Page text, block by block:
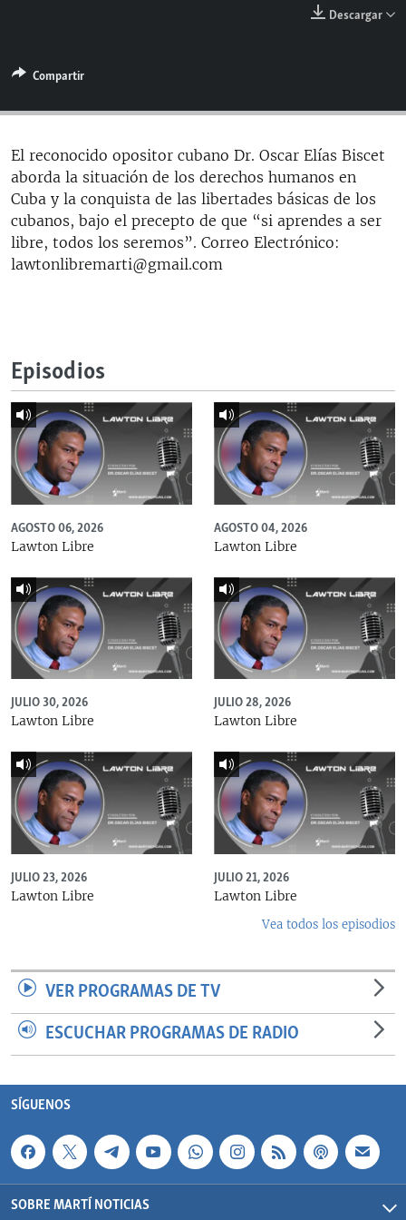
ESPECIALES
LA REALIDAD DE LA VIVIENDA EN CUBA
SER VIEJO EN CUBA
KENTU-CUBANO
LOS SANTOS DE HIALEAH
DESINFORMACIÓN RUSA EN AMÉRICA LATINA
LA INVASIÓN DE RUSIA A UCRANIA
MULTIMEDIA
EDITORIALES
SÍGUENOS
Descargar
Compartir
El reconocido opositor cubano Dr. Oscar Elías Biscet
aborda la situación de los derechos humanos en
Cuba y la conquista de las libertades básicas de los
cubanos, bajo el precepto de que “si aprendes a ser
libre, todos los seremos”. Correo Electrónico:
lawtonlibremarti@gmail.com
Episodios
AGOSTO 06, 2026
Lawton Libre
AGOSTO 04, 2026
Lawton Libre
JULIO 30, 2026
Lawton Libre
JULIO 28, 2026
Lawton Libre
JULIO 23, 2026
Lawton Libre
JULIO 21, 2026
Lawton Libre
Vea todos los episodios
VER PROGRAMAS DE TV
ESCUCHAR PROGRAMAS DE RADIO
SÍGUENOS
SOBRE MARTÍ NOTICIAS